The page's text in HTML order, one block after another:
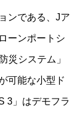
ンである、Jア
ーンポートシ
災システム」
可能な小型ド
3」はデモフラ